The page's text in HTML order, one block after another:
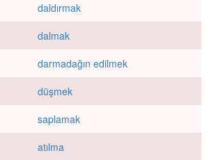
daldırmak
dalmak
darmadağın edilmek
düşmek
saplamak
atılma